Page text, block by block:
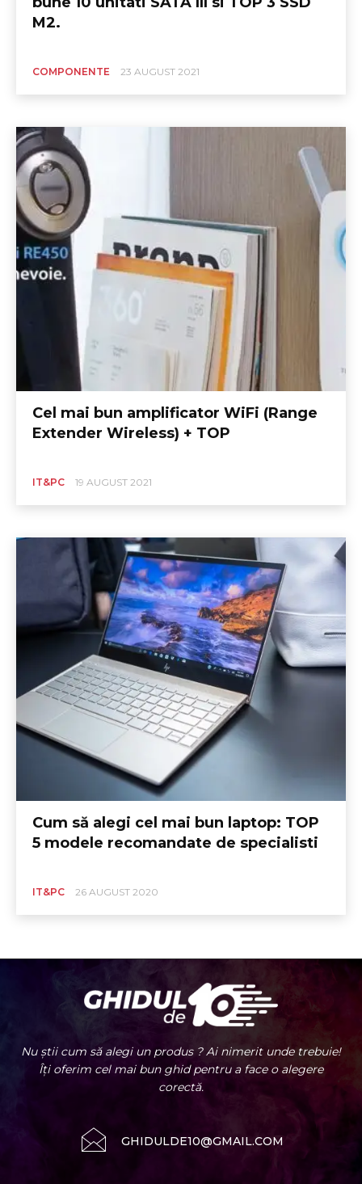
M2.
COMPONENTE 23 AUGUST 2021
Cel mai bun amplificator WiFi (Range
Extender Wireless) + TOP
IT&PC 19 AUGUST 2021
Cum să alegi cel mai bun laptop: TOP
5 modele recomandate de specialisti
IT&PC 26 AUGUST 2020
Nu știi cum să alegi un produs ? Ai nimerit unde trebuie!
Îți oferim cel mai bun ghid pentru a face o alegere
corectă.
GHIDULDE10@GMAIL.COM